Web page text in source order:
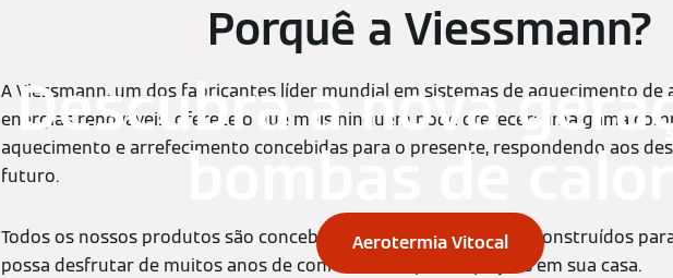
Descubra a nova
bombas de calor
Aerotermia Vitocal
Porquê a Viessmann?
A Viessmann, um dos fabricantes líder mundial em sistemas de aquecimento de
energias renováveis, oferece o que mais ninguém pode oferecer: uma gama
aquecimento e arrefecimento concebidas para o presente, respondendo aos
futuro.
Todos os nossos produtos são concebidos a pensar no futuro e construídos
possa desfrutar de muitos anos de conforto sem preocupações em sua casa.